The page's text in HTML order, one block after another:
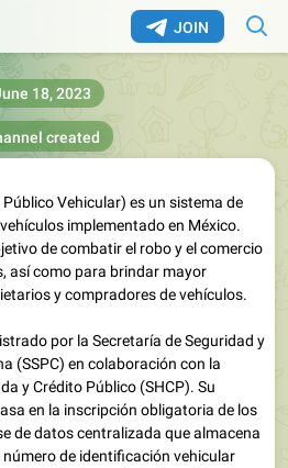
JOIN
created
18, 2023
Público Vehicular) es un sistema de
implementado en México.
de combatir el robo y el comercio
así como para brindar mayor
y compradores de vehículos.
por la Secretaría de Seguridad y
(SSPC) en colaboración con la
y Crédito Público (SHCP). Su
en la inscripción obligatoria de los
de datos centralizada que almacena
de identificación vehicular